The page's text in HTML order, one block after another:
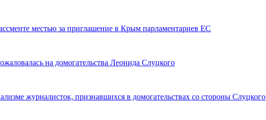
местью за приглашение в Крым парламентариев ЕС
на домогательства Леонида Слуцкого
журналисток, признавшихся в домогательствах со стороны Слуцкого